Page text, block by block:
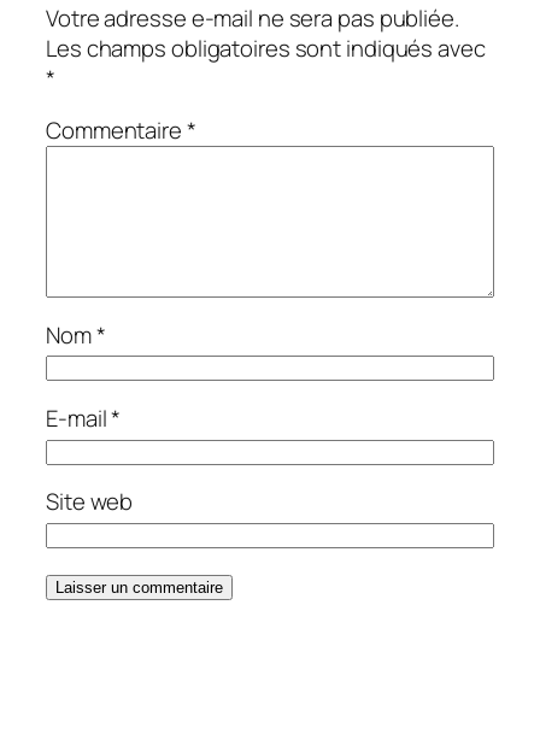
Votre adresse e-mail ne sera pas publiée.
Les champs obligatoires sont indiqués avec
*
Commentaire*
Nom*
E-mail*
Site web